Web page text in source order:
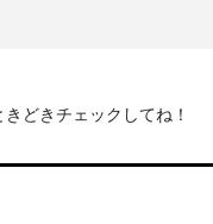
どきチェックしてね！